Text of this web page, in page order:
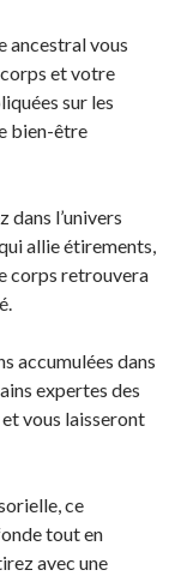
ancestral vous
et votre
sur les
bien-être
l’univers
allie étirements,
corps retrouvera
accumulées dans
expertes des
vous laisseront
ce
tout en
avec une